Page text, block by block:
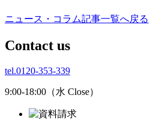
ニュース・コラム記事一覧へ戻る
Contact us
tel.0120-353-339
9:00-18:00（水 Close）